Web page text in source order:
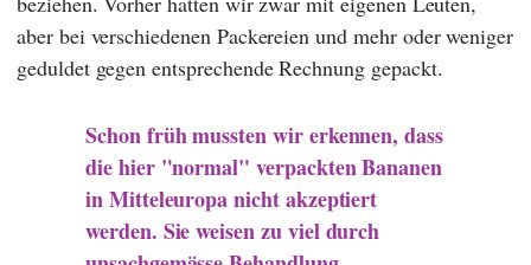
aber bei verschiedenen Packereien und mehr oder weniger
geduldet gegen entsprechende Rechnung gepackt.
Schon früh mussten wir erkennen, dass
die hier "normal" verpackten Bananen
in Mitteleuropa nicht akzeptiert
werden. Sie weisen zu viel durch